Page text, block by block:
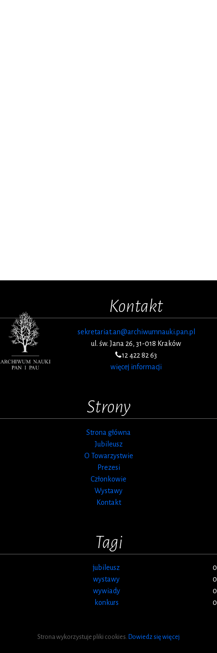
Kontakt
sekretariat.an@archiwumnauki.pan.pl
ul. św. Jana 26, 31-018 Kraków
12 422 82 63
więcej informacji
Strony
Strona główna
Jubileusz
O Towarzystwie
Prezesi
Członkowie
Wystawy
Kontakt
Tagi
jubileusz
0
wystawy
0
wywiady
0
konkurs
0
Strona wykorzystuje pliki cookies. Dowiedz się więcej